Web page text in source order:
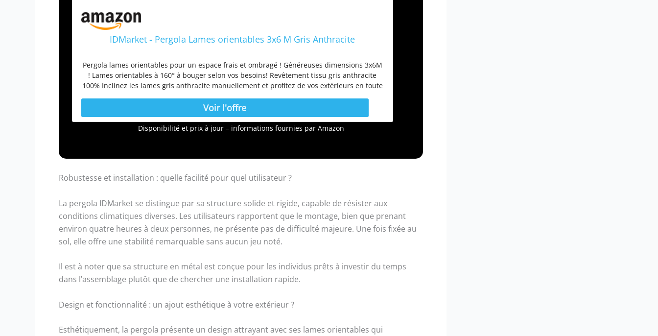
IDMarket - Pergola Lames orientables 3x6 M Gris Anthracite
Pergola lames orientables pour un espace frais et ombragé ! Généreuses dimensions 3x6M
! Lames orientables à 160° à bouger selon vos besoins! Revêtement tissu gris anthracite
100% Inclinez les lames gris anthracite manuellement et profitez de vos extérieurs en toute
votre pergola ! Dimensions de la pergola : Longueur 600 x largeur 300 x Hauteur 220 cm -
14 lames orientables
Disponibilité et prix à jour – informations fournies par Amazon
Robustesse et installation : quelle facilité pour quel utilisateur ?
La pergola IDMarket se distingue par sa structure solide et rigide, capable de résister aux
conditions climatiques diverses. Les utilisateurs rapportent que le montage, bien que prenant
environ quatre heures à deux personnes, ne présente pas de difficulté majeure. Une fois fixée au
sol, elle offre une stabilité remarquable sans aucun jeu noté.
Il est à noter que sa structure en métal est conçue pour les individus prêts à investir du temps
dans l’assemblage plutôt que de chercher une installation rapide.
Design et fonctionnalité : un ajout esthétique à votre extérieur ?
Esthétiquement, la pergola présente un design attrayant avec ses lames orientables qui